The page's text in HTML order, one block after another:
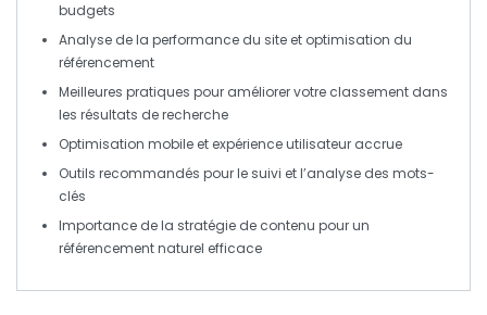
budgets
Analyse de la performance du site et optimisation du
référencement
Meilleures pratiques pour améliorer votre classement dans
les résultats de recherche
Optimisation mobile et expérience utilisateur accrue
Outils recommandés pour le suivi et l’analyse des mots-
clés
Importance de la stratégie de contenu pour un
référencement naturel efficace